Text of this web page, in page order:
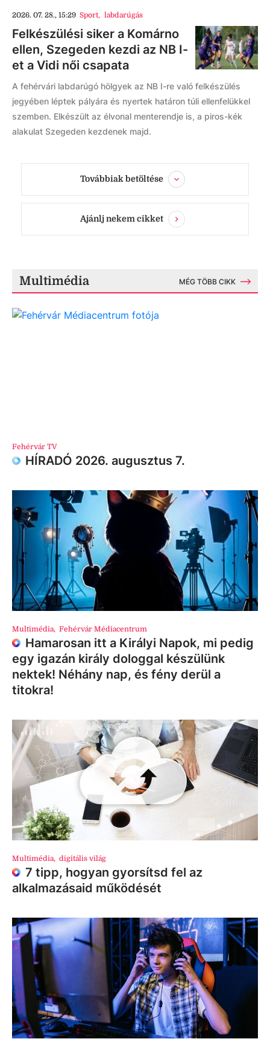
2026. 07. 28., 15:29 Sport, labdarúgás
Felkészülési siker a Komárno
ellen, Szegeden kezdi az NB I-
et a Vidi női csapata
A fehérvári labdarúgó hölgyek az NB I-re való felkészülés
jegyében léptek pályára és nyertek határon túli ellenfelükkel
szemben. Elkészült az élvonal menterendje is, a piros-kék
alakulat Szegeden kezdenek majd.
Továbbiak betöltése
Ajánlj nekem cikket
Multimédia MÉG TÖBB CIKK
Fehérvár TV
HÍRADÓ 2026. augusztus 7.
Multimédia, Fehérvár Médiacentrum
Hamarosan itt a Királyi Napok, mi pedig
egy igazán király dologgal készülünk
nektek! Néhány nap, és fény derül a
titokra!
Multimédia, digitális világ
7 tipp, hogyan gyorsítsd fel az
alkalmazásaid működését